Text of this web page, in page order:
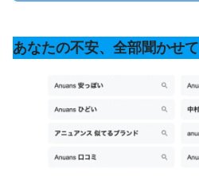
あなたの不安、全部聞かせて